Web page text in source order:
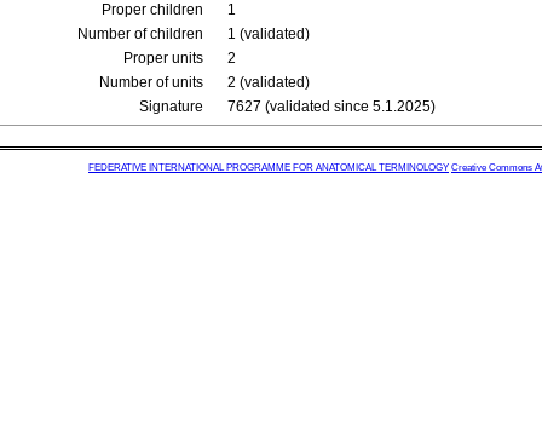
Proper children
1
Number of children
1 (validated)
Proper units
2
Number of units
2 (validated)
Signature
7627 (validated since 5.1.2025)
FEDERATIVE INTERNATIONAL PROGRAMME FOR ANATOMICAL TERMINOLOGY Creative Commons